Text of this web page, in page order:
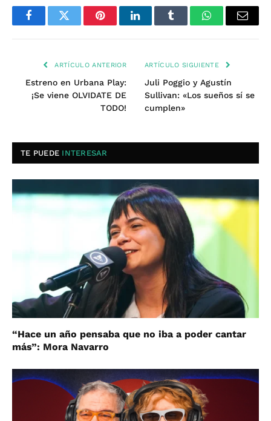
FacebookTwitter PinterestLinkedInTumblr WhatsAppEmail
ARTÍCULO ANTERIOR
Estreno en Urbana Play:
¡Se viene OLVIDATE DE
TODO!
ARTÍCULO SIGUIENTE
Juli Poggio y Agustín
Sullivan: «Los sueños sí se
cumplen»
TE PUEDE INTERESAR
“Hace un año pensaba que no iba a poder cantar
más”: Mora Navarro